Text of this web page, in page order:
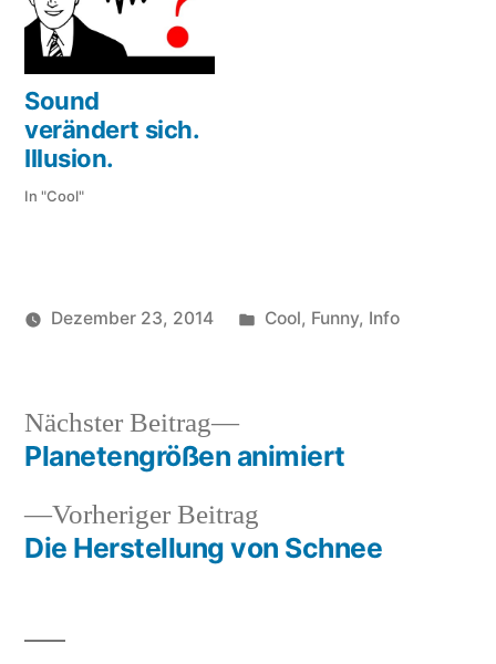
Sound
verändert sich.
Illusion.
In "Cool"
Dezember 23, 2014
Veröffentlicht
Cool, Funny, Info
Beitragsnavigation
Vorheriger Beitrag
Beitrag:
Die Herstellung von Schnee
Nächster Beitrag
Nächster
Beitrag:
Planetengrößen animiert